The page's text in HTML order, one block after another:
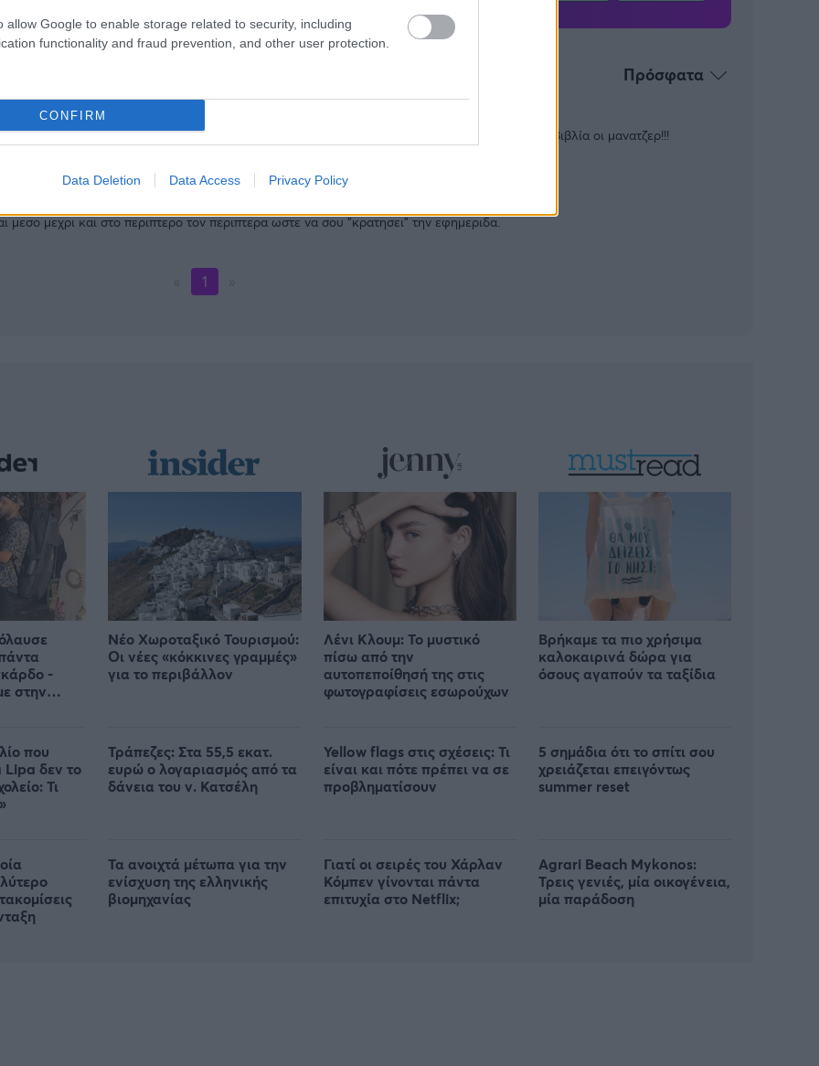
allow Google to enable storage related to security, including
functionality and fraud prevention, and other user protection.
CONFIRM
Data Deletion Data Access Privacy Policy
Πρόσφατα
4 Likes
Να εχεις γνωστό μεσα στην εταρεια ή να πας συστημένος. Όλα τα αλλα ειναι για να πουλάνε βιβλία οι μανατζερ!!!
Απάντησε 1 Likes 0 Απαντήσεις
μεσο μεχρι και στο περιπτερο τον περιπτερα ωστε να σου "κρατησει" την εφημεριδα.
1
-
στην
που
Lipa δεν το
Τι
Νέο Χωροταξικό Τουρισμού:
Οι νέες «κόκκινες γραμμές»
για το περιβάλλον
Τράπεζες: Στα 55,5 εκατ.
ευρώ ο λογαριασμός από τα
δάνεια του ν. Κατσέλη
Τα ανοιχτά μέτωπα για την
ενίσχυση της ελληνικής
βιομηχανίας
Λένι Κλουμ: Το μυστικό
πίσω από την
αυτοπεποίθησή της στις
φωτογραφίσεις εσωρούχων
Yellow flags στις σχέσεις: Τι
είναι και πότε πρέπει να σε
προβληματίσουν
Γιατί οι σειρές του Χάρλαν
Κόμπεν γίνονται πάντα
επιτυχία στο Netflix;
Βρήκαμε τα πιο χρήσιμα
καλοκαιρινά δώρα για
όσους αγαπούν τα ταξίδια
5 σημάδια ότι το σπίτι σου
χρειάζεται επειγόντως
summer reset
Agrari Beach Mykonos:
Τρεις γενιές, μία οικογένεια,
μία παράδοση